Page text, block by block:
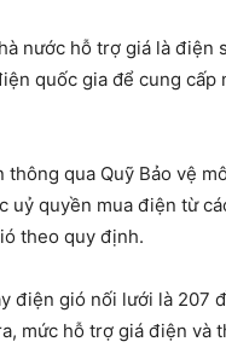
nước hỗ trợ giá là điện
quốc gia để cung
qua Quỹ Bảo vệ
quyền mua điện từ
theo quy định.
điện gió nối lưới là 207
mức hỗ trợ giá điện và